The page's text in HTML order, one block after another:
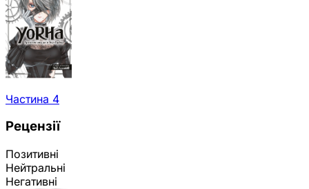
Частина 4
Рецензії
Позитивні
Нейтральні
Негативні